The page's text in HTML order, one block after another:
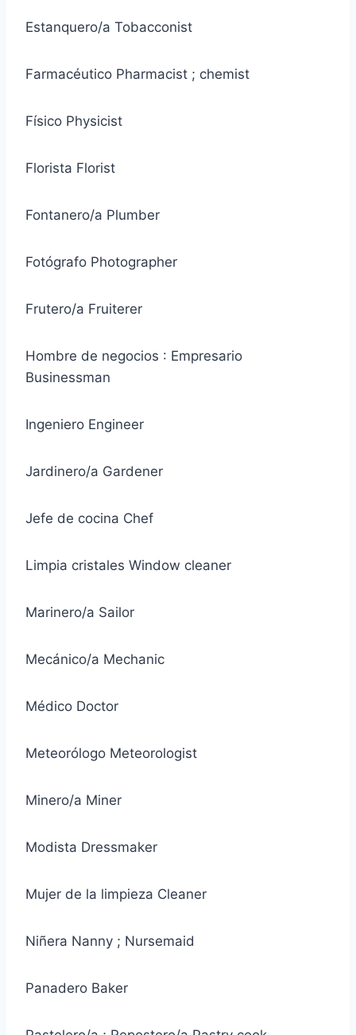
Estanquero/a Tobacconist
Farmacéutico Pharmacist ; chemist
Físico Physicist
Florista Florist
Fontanero/a Plumber
Fotógrafo Photographer
Frutero/a Fruiterer
Hombre de negocios : Empresario
Businessman
Ingeniero Engineer
Jardinero/a Gardener
Jefe de cocina Chef
Limpia cristales Window cleaner
Marinero/a Sailor
Mecánico/a Mechanic
Médico Doctor
Meteorólogo Meteorologist
Minero/a Miner
Modista Dressmaker
Mujer de la limpieza Cleaner
Niñera Nanny ; Nursemaid
Panadero Baker